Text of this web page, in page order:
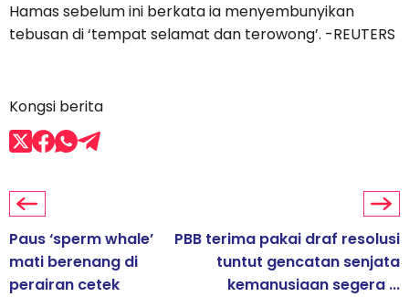
Hamas sebelum ini berkata ia menyembunyikan
tebusan di ‘tempat selamat dan terowong’. -REUTERS
Kongsi berita
Paus ‘sperm whale’
mati berenang di
perairan cetek
PBB terima pakai draf resolusi
tuntut gencatan senjata
kemanusiaan segera ...